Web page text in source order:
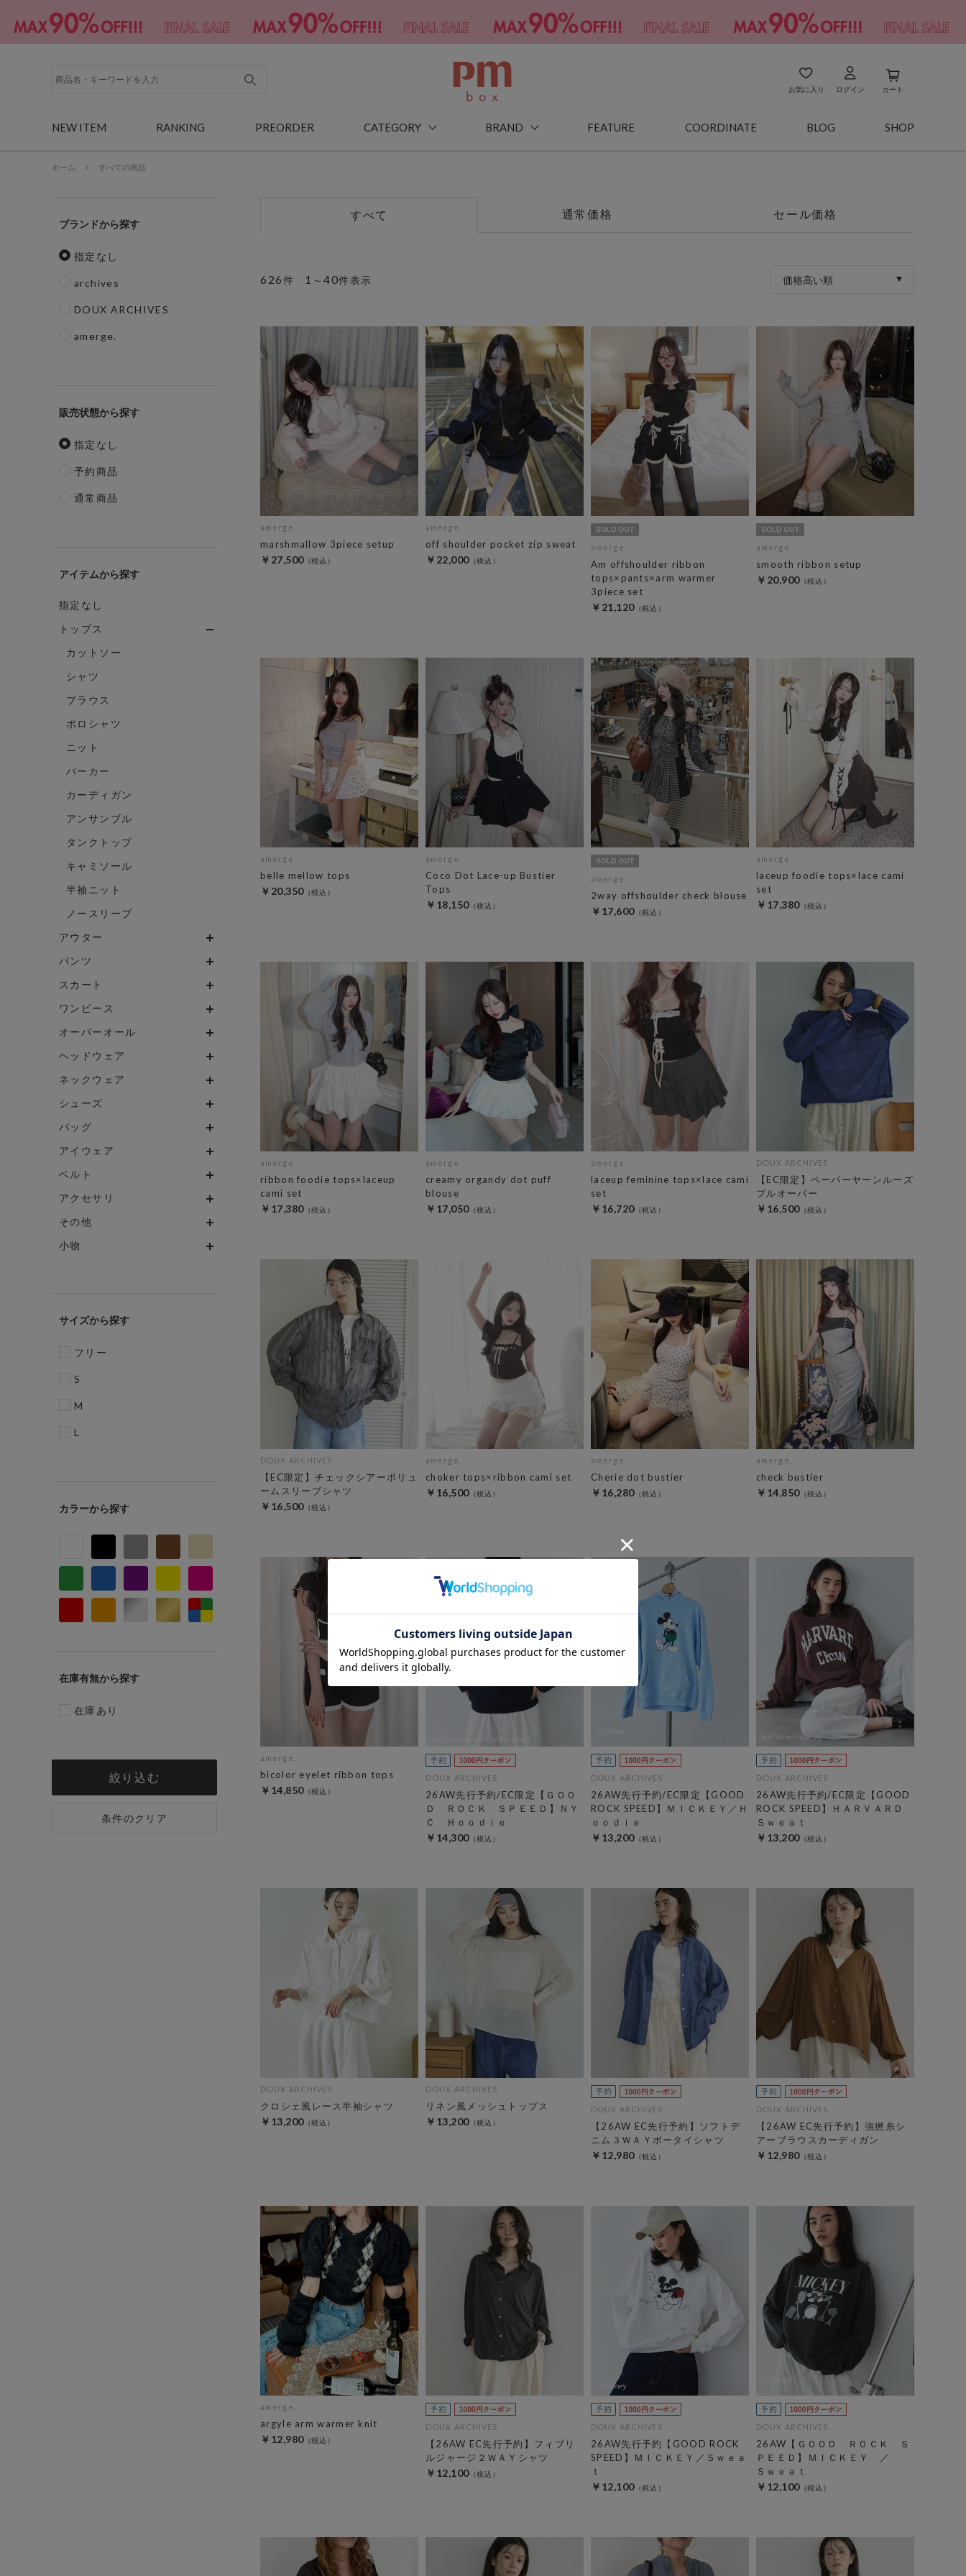
お気に入り ログイン カート
NEW ITEM RANKING PREORDER CATEGORY BRAND FEATURE COORDINATE BLOG SHOP
ホーム > すべての商品
ブランド
指定なし
archives
DOUX ARCHIVES
amerge.
販売状態
指定なし
予約商品
通常商品
アイテム
指定なし
トップス
カットソー
シャツ
ブラウス
ポロシャツ
ニット
パーカー
カーディガン
アンサンブル
タンクトップ
キャミソール
半袖ニット
ノースリーブ
アウター
パンツ
スカート
ワンピース
オーバーオール
ヘッドウェア
ネックウェア
シューズ
バッグ
アイウェア
ベルト
アクセサリ
その他
小物
サイズ
フリー
S
M
L
カラー
在庫有無
在庫あり
絞り込む
条件のクリア
すべて 通常価格 セール価格
626件 1 ～40件表示 価格高い順
amerge.
marshmallow 3piece setup
￥27,500
amerge.
off shoulder pocket zip sweat
￥22,000
amerge.
Am offshoulder ribbon
tops×pants×arm warmer
3piece set
￥21,120
amerge.
smooth ribbon setup
￥20,900
amerge.
belle mellow tops
￥20,350
amerge.
Coco Dot Lace-up Bustier
Tops
￥18,150
amerge.
2way offshoulder check blouse
￥17,600
amerge.
laceup foodie tops×lace cami
set
￥17,380
amerge.
ribbon foodie tops×laceup
cami set
￥17,380
amerge.
creamy organdy dot puff
blouse
￥17,050
amerge.
laceup feminine tops×lace cami
set
￥16,720
DOUX ARCHIVES
【EC限定】ペーパーヤーンルーズ
プルオーバー
￥16,500
DOUX ARCHIVES
【EC限定】チェックシアーボリュ
ームスリーブシャツ
￥16,500
amerge.
choker tops×ribbon cami set
￥16,500
amerge.
Cherie dot bustier
￥16,280
amerge.
check bustier
￥14,850
amerge.
bicolor eyelet ribbon tops
￥14,850
DOUX ARCHIVES
26AW先行予約/EC限定【ＧＯＯ
Ｄ ＲＯＣＫ ＳＰＥＥＤ】ＮＹ
Ｃ Ｈｏｏｄｉｅ
￥14,300
DOUX ARCHIVES
26AW先行予約/EC限定【GOOD
ROCK SPEED】ＭＩＣＫＥＹ／Ｈ
ｏｏｄｉｅ
￥13,200
DOUX ARCHIVES
26AW先行予約/EC限定【GOOD
ROCK SPEED】ＨＡＲＶＡＲＤ
Ｓｗｅａｔ
￥13,200
DOUX ARCHIVES
クロシェ風レース半袖シャツ
￥13,200
DOUX ARCHIVES
リネン風メッシュトップス
￥13,200
DOUX ARCHIVES
【26AW EC先行予約】ソフトデ
ニム３ＷＡＹボータイシャツ
￥12,980
DOUX ARCHIVES
【26AW EC先行予約】強撚糸シ
アーブラウスカーディガン
￥12,980
amerge.
argyle arm warmer knit
￥12,980
DOUX ARCHIVES
【26AW EC先行予約】フィブリ
ルジャージ２ＷＡＹシャツ
￥12,100
DOUX ARCHIVES
26AW先行予約【GOOD ROCK
SPEED】ＭＩＣＫＥＹ／Ｓｗｅａ
ｔ
￥12,100
DOUX ARCHIVES
26AW【ＧＯＯＤ ＲＯＣＫ Ｓ
ＰＥＥＤ】ＭＩＣＫＥＹ ／
Ｓｗｅａｔ
￥12,100